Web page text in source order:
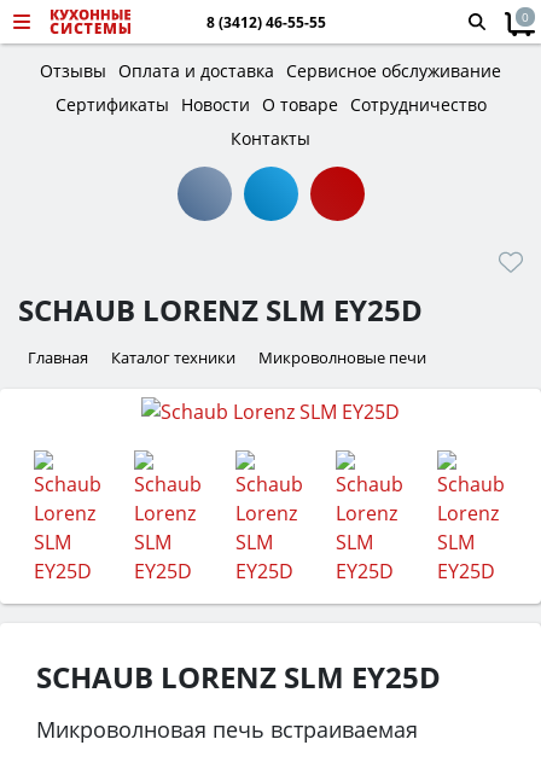
8 (3412) 46-55-55 0
Отзывы Оплата и доставка Сервисное обслуживание
Сертификаты
Новости О товаре Сотрудничество
Контакты
SCHAUB LORENZ SLM EY25D
Главная Каталог техники Микроволновые печи
SCHAUB LORENZ SLM EY25D
Микроволновая печь встраиваемая